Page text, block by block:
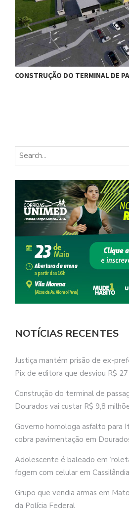
CONSTRUÇÃO DO TERMINAL DE
NOTÍCIAS RECENTES
Justiça mantém prisão de ex-
Pix de editora que desviou R$
Construção do terminal de
Dourados vai custar R$ 9,8
Governo homologa asfalto para
cobra pavimentação em
Adolescente é baleado em
fogem com celular em Cassilândia
Grupo que vendia armas em
da Polícia Federal